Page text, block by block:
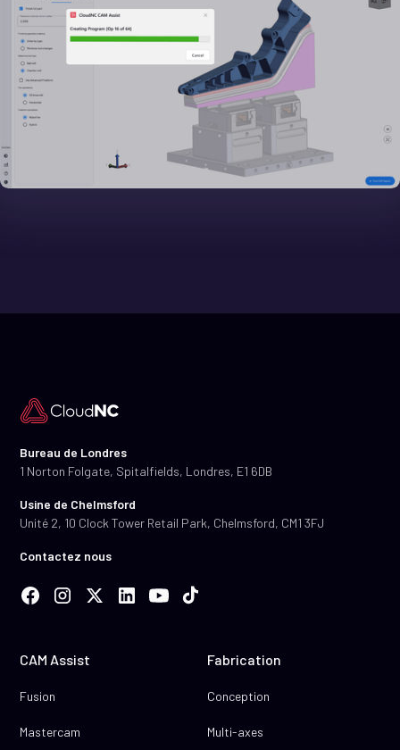
Bureau de Londres
1 Norton Folgate, Spitalfields, Londres, E1 6DB
Usine de Chelmsford
Unité 2, 10 Clock Tower Retail Park, Chelmsford, CM1 3FJ
Contactez nous
CAM Assist
Fusion
Mastercam
Fabrication
Conception
Multi-axes